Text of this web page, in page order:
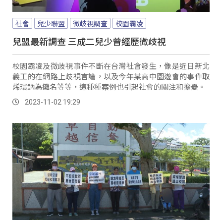
社會 兒少聯盟 微歧視調查 校園霸凌
兒盟最新調查 三成二兒少曾經歷微歧視
校園霸凌及微歧視事件不斷在台灣社會發生，像是近日新北
義工的在網路上歧視言論，以及今年某高中園遊會的事件取
烯環鈉為攤名等等，這種種案例也引起社會的關注和擔憂。
2023-11-02 19:29